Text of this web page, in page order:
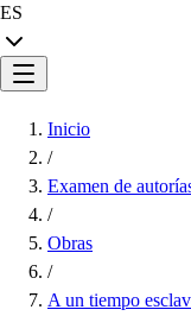
ES
Inicio
/
Examen de
/
Obras
/
A un tiempo